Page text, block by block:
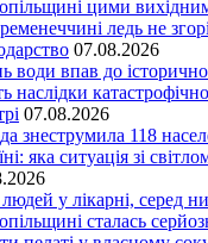
цими
ледь не
07.08.2026
води впав до
наслідки
07.08.2026
знеструмила 118
яка ситуація зі
у лікарні, серед
сталась